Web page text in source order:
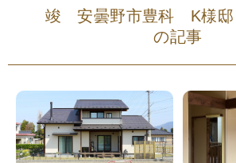
竣 安曇野市豊科 K様邸
の記事